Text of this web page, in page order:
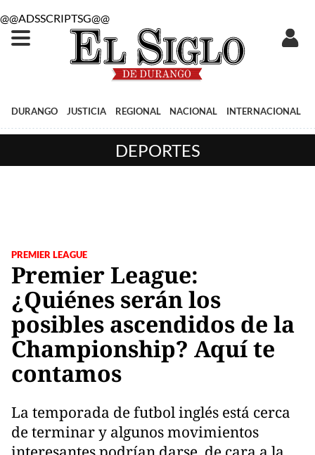
@@ADSSCRIPTSG@@
DURANGO JUSTICIA REGIONAL NACIONAL INTERNACIONAL
DEPORTES
PREMIER LEAGUE
Premier League:
¿Quiénes serán los
posibles ascendidos de la
Championship? Aquí te
contamos
La temporada de futbol inglés está cerca
de terminar y algunos movimientos